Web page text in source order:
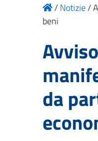
/Notizie/
beni
da